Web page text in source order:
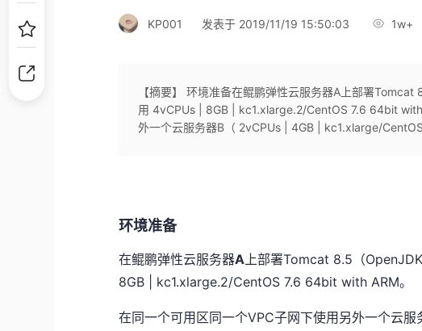
KP001 发表于 2019/11/19 15:50:03 1w+
【摘要】 环境准备在鲲鹏弹性云服务器A上部署
用 4vCPUs | 8GB | kc1.xlarge.2/CentOS 7.6 64bit
外一个云服务器B（ 2vCPUs | 4GB | kc1.xlarge/
环境准备
在鲲鹏弹性云服务器A上部署Tomcat 8.5（
8GB | kc1.xlarge.2/CentOS 7.6 64bit with ARM。
在同一个可用区同一个VPC子网下使用另外一个云服